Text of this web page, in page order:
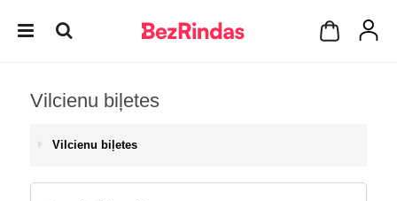
Vilcienu biļetes
Vilcienu biļetes